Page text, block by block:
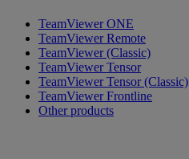
TeamViewer ONE
TeamViewer Remote
TeamViewer (Classic)
TeamViewer Tensor
TeamViewer Tensor (Classic)
TeamViewer Frontline
Other products